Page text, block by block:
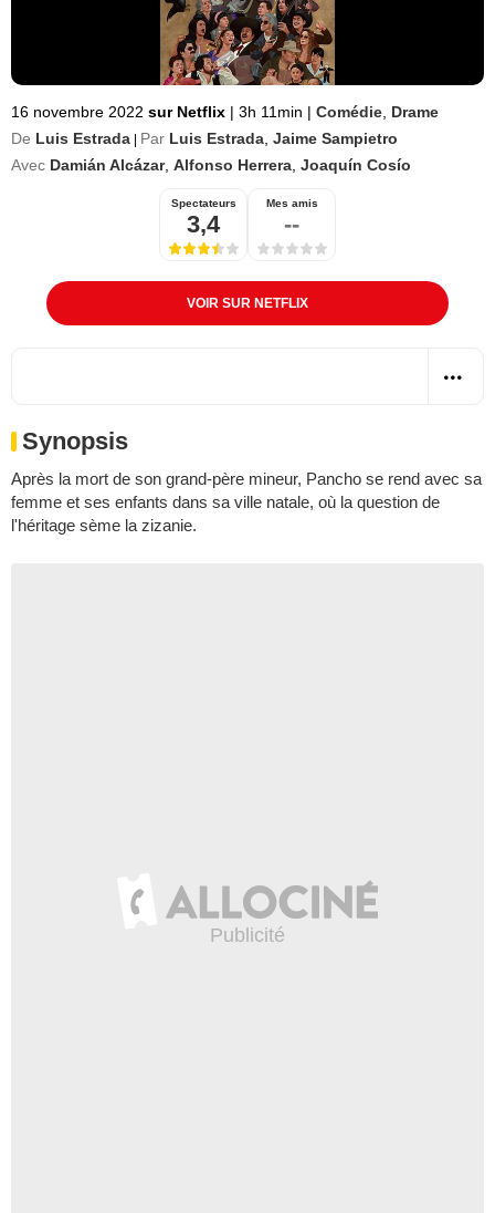
16 novembre 2022 sur Netflix | 3h 11min | Comédie Drame
De Luis Estrada Par Luis Estrada Jaime Sampietro
Avec Damián Alcázar, Alfonso Herrera Joaquín Cosío
Spectateurs
3,4
Mes amis
--
VOIR SUR NETFLIX
Synopsis
Après la mort de son grand-père mineur, Pancho se rend avec sa
femme et ses enfants dans sa ville natale, où la question de
l'héritage sème la zizanie.